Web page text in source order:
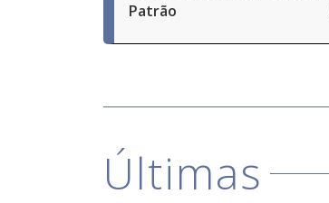
Patrão
Últimas